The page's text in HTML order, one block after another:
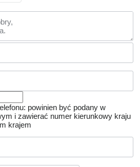
powinien być podany w
i zawierać numer kierunkowy kraju
krajem